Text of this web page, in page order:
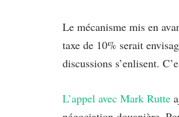
Le mécanisme mis en
taxe de 10% serait
discussions s’enlisent.
L’appel avec Mark Rutte